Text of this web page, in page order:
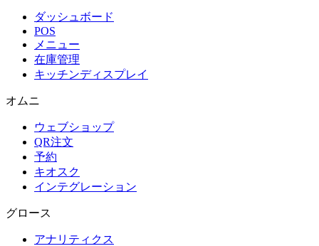
ダッシュボード
POS
メニュー
在庫管理
キッチンディスプレイ
オムニ
ウェブショップ
QR注文
予約
キオスク
インテグレーション
グロース
アナリティクス